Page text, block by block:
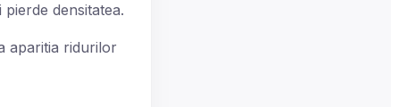
densitatea.
aparitia ridurilor